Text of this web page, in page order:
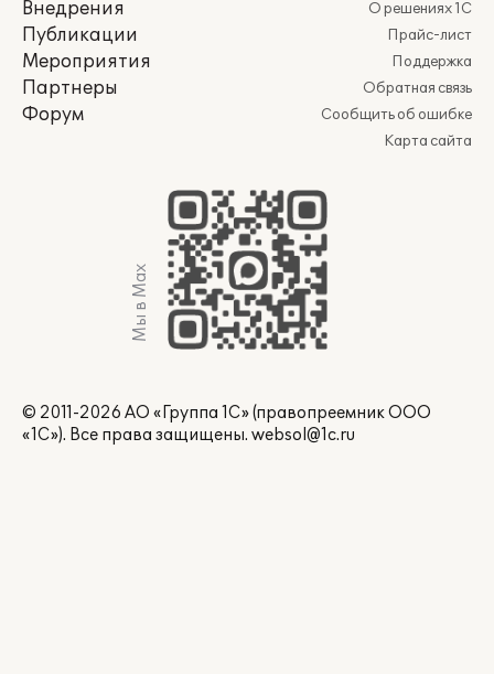
Внедрения
Публикации
Мероприятия
Партнеры
Форум
О решениях 1С
Прайс-лист
Поддержка
Обратная связь
Сообщить об ошибке
Карта сайта
Мы в Max
© 2011-2026 АО «Группа 1С» (правопреемник ООО
«1С»). Все права защищены. websol@1c.ru